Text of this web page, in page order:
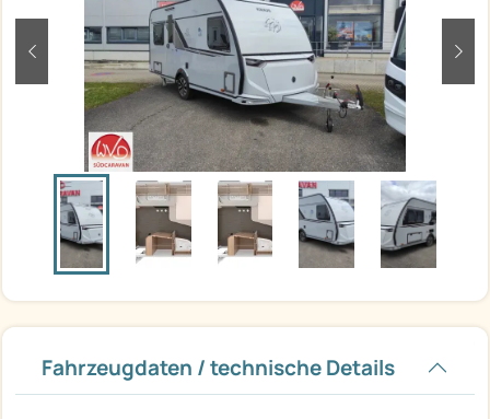
zurück
Fahrzeugdaten / technische Details